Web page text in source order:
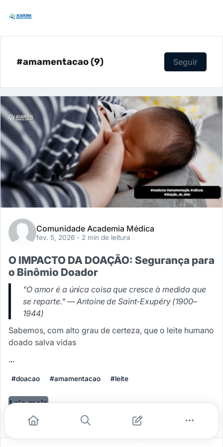
#amamentacao (9) Seguir
Comunidade Academia Médica
fev. 5, 2026 - 2 min de leitura
O IMPACTO DA DOAÇÃO: Segurança para
o Binômio Doador
"O amor é a única coisa que cresce à medida que
se reparte." — Antoine de Saint-Exupéry (1900–
1944)
Sabemos, com alto grau de certeza, que o leite humano
doado salva vidas
...
#doacao #amamentacao #leite
Leia mais